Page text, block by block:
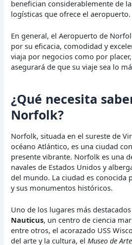
benefician considerablemente de
logísticas que ofrece el aeropuerto.
En general, el Aeropuerto de
por su eficacia, comodidad y
viaja por negocios como por
asegurará de que su viaje sea lo
¿Qué necesita
Norfolk?
Norfolk, situada en el sureste de
océano Atlántico, es una ciudad
presente vibrante. Norfolk es una
navales de Estados Unidos y
del mundo. La ciudad es conocida
y sus monumentos históricos.
Uno de los lugares más
Nauticus, un centro de ciencia
entre otros, el acorazado USS
del arte y la cultura, elMuseo de